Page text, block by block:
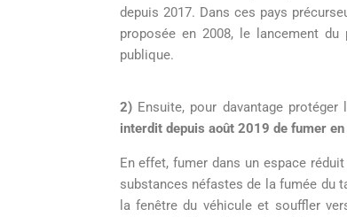
depuis 2017. Dans ces pays
proposée en 2008, le lancement
publique.
2)Ensuite, pour davantage
interdit depuis août 2019 de fumer
En effet, fumer dans un espace
substances néfastes de la fumée du
la fenêtre du véhicule et souffler